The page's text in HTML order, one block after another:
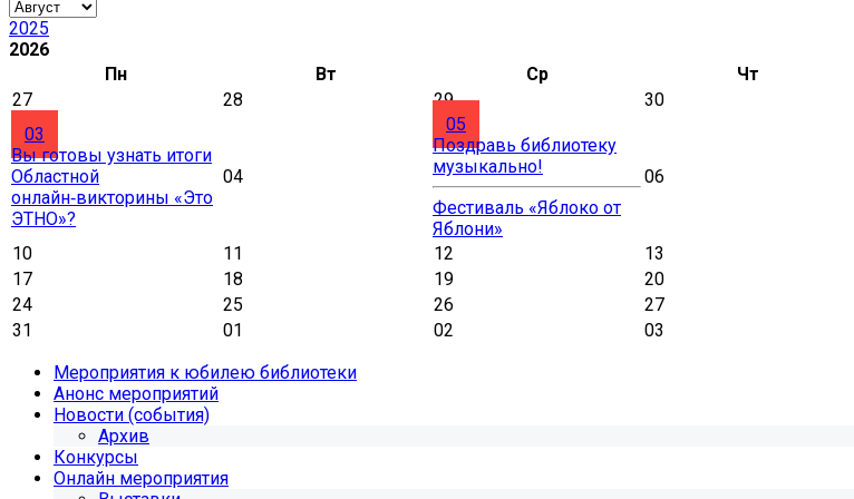
2025
2026
Пн
Вт Ср Чт
27
28 29 30
03
Вы готовы узнать итоги
Областной
онлайн‑викторины «Это
ЭТНО»?
04
05
Поздравь библиотеку
музыкально!
Фестиваль «Яблоко от
Яблони»
06
10 11 12 13
17
18 19 20
24
25 26 27
31
01 02 03
Мероприятия к юбилею библиотеки
Анонс мероприятий
Новости (события)
Архив
Конкурсы
Онлайн мероприятия